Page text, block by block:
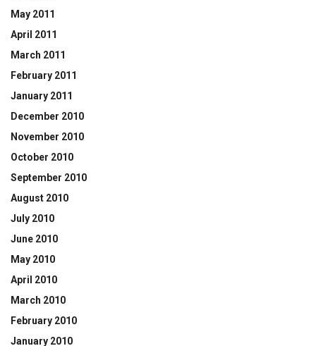
May 2011
April 2011
March 2011
February 2011
January 2011
December 2010
November 2010
October 2010
September 2010
August 2010
July 2010
June 2010
May 2010
April 2010
March 2010
February 2010
January 2010